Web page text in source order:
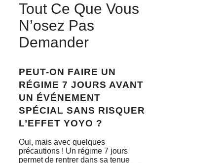
Tout Ce Que Vous
N’osez Pas
Demander
PEUT-ON FAIRE UN
RÉGIME 7 JOURS AVANT
UN ÉVÉNEMENT
SPÉCIAL SANS RISQUER
L’EFFET YOYO ?
Oui, mais avec quelques
précautions ! Un régime 7 jours
permet de rentrer dans sa tenue